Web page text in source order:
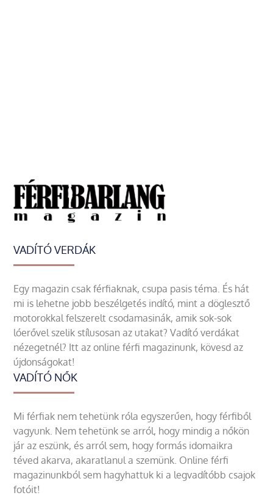
VADÍTÓ VERDÁK
Egy magazin csak férfiaknak, csupa pasis téma. És hát
mi is lehetne jobb beszélgetés indító, mint a döglesztő
motorokkal felszerelt csodamasinák, amik sok-sok
lóerővel szelik stílusosan az utakat? Vadító verdákat
nézegetnél? Itt az online férfi magazinunk, kövesd az
újdonságokat!
VADÍTÓ NŐK
Mi férfiak nem tehetünk róla egyszerűen, hogy férfiből
vagyunk. Nem tehetünk se arról, hogy mindig a nőkön
jár az eszünk, és arról sem, hogy formás idomaikra
téved akarva, akaratlanul a szemünk. Online férfi
magazinunkból sem hagyhattuk ki a legvadítóbb csajok
fotóit!